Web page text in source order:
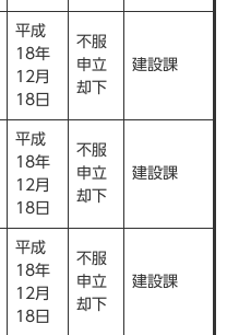
平成
18年
12月
18日
不服
申立
却下
建設課
平成
18年
12月
18日
不服
申立
却下
建設課
平成
18年
12月
18日
不服
申立
却下
建設課